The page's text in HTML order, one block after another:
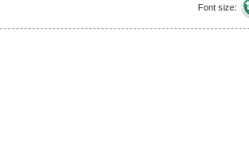
Font size: